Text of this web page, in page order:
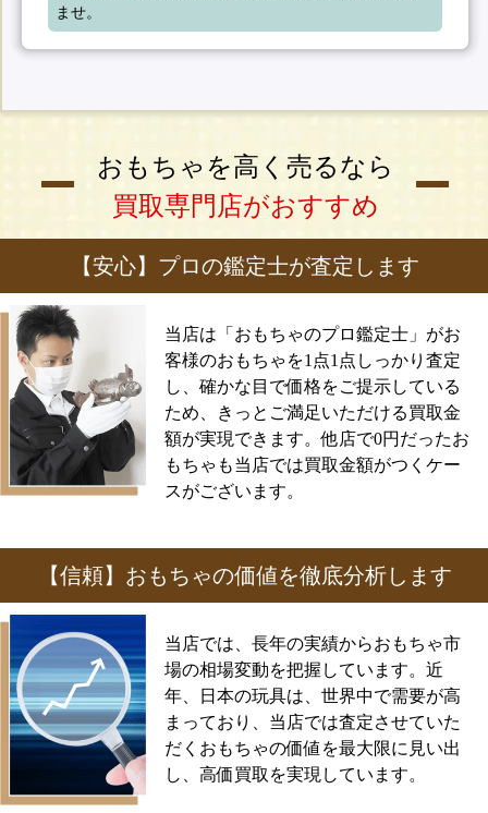
ませ。
おもちゃを高く売るなら
買取専門店がおすすめ
【安心】プロの鑑定士が査定します
当店は「おもちゃのプロ鑑定士」がお
客様のおもちゃを1点1点しっかり査定
し、確かな目で価格をご提示している
ため、きっとご満足いただける買取金
額が実現できます。他店で0円だったお
もちゃも当店では買取金額がつくケー
スがございます。
【信頼】おもちゃの価値を徹底分析します
当店では、長年の実績からおもちゃ市
場の相場変動を把握しています。近
年、日本の玩具は、世界中で需要が高
まっており、当店では査定させていた
だくおもちゃの価値を最大限に見い出
し、高価買取を実現しています。